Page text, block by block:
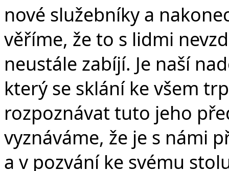
nové služebníky a
věříme, že to s lidmi
neustále zabíjí. Je naší
který se sklání ke všem
rozpoznávat tuto jeho
vyznáváme, že je s námi
a v pozvání ke svému